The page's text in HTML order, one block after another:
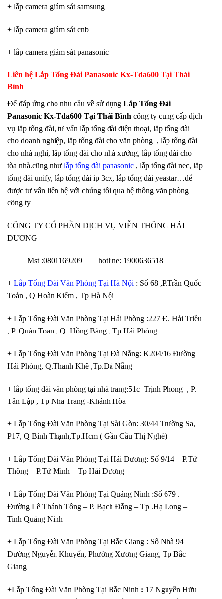
+ lắp camera giám sát samsung
+ lắp camera giám sát cnb
+ lắp camera giám sát panasonic
Liên hệ Lắp Tổng Đài Panasonic Kx-Tda600 Tại Thái
Bình
Để đáp ứng cho nhu cầu về sử dụng Lắp Tổng Đài
Panasonic Kx-Tda600 Tại Thái Bình công ty cung cấp dịch
vụ lắp tổng đài, tư vấn lắp tổng đài điện thoại, lắp tổng đài
cho doanh nghiệp, lắp tổng đài cho văn phòng , lắp tổng đài
cho nhà nghỉ, lắp tổng đài cho nhà xưởng, lắp tổng đài cho
tòa nhà.cũng như lắp tổng đài panasonic , lắp tổng đài nec, lắp
tổng đài unify, lắp tổng đài ip 3cx, lắp tổng đài yeastar…để
được tư vấn liên hệ với chúng tôi qua hệ thông văn phòng
công ty
CÔNG TY CỔ PHẦN DỊCH VỤ VIỄN THÔNG HẢI
DƯƠNG
Mst :0801169209 hotline: 1900636518
+ Lắp Tổng Đài Văn Phòng Tại Hà Nội : Số 68 ,P.Trần Quốc
Toản , Q Hoàn Kiếm , Tp Hà Nội
+ Lắp Tổng Đài Văn Phòng Tại Hải Phòng :227 Đ. Hải Triều
, P. Quán Toan , Q. Hồng Bàng , Tp Hải Phòng
+ Lắp Tổng Đài Văn Phòng Tại Đà Nẵng: K204/16 Đường
Hải Phòng, Q.Thanh Khê ,Tp.Đà Nẵng
+ lắp tổng đài văn phòng tại nhà trang:51c Trịnh Phong , P.
Tân Lập , Tp Nha Trang -Khánh Hòa
+ Lắp Tổng Đài Văn Phòng Tại Sài Gòn: 30/44 Trường Sa,
P17, Q Bình Thạnh,Tp.Hcm ( Gần Cầu Thị Nghè)
+ Lắp Tổng Đài Văn Phòng Tại Hải Dương: Số 9/14 – P.Tứ
Thông – P.Tứ Minh – Tp Hải Dương
+ Lắp Tổng Đài Văn Phòng Tại Quảng Ninh :Số 679 .
Đường Lê Thánh Tông – P. Bạch Đằng – Tp .Hạ Long –
Tinh Quảng Ninh
+ Lắp Tổng Đài Văn Phòng Tại Bắc Giang : Số Nhà 94
Đường Nguyễn Khuyến, Phường Xương Giang, Tp Bắc
Giang
+Lắp Tổng Đài Văn Phòng Tại Bắc Ninh : 17 Nguyễn Hữu